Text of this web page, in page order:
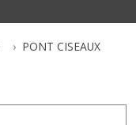
PONT CISEAUX